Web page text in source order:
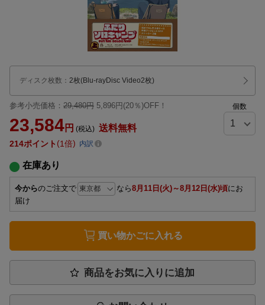
ディスク枚数 ： 2枚(Blu-rayDisc Video2枚)
参考小売価格： 29,480円 5,896円(20％)OFF！
23,584円 (税込) 送料無料
個数
214ポイント 1倍 内訳
在庫あり
今からのご注文で なら8月11日(火)～8月12日(水)頃にお
届け
買い物かごに入れる
商品をお気に入りに追加